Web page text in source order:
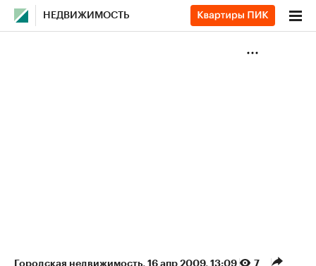
НЕДВИЖИМОСТЬ
Городская недвижимость⁠, 16 апр 2009, 13:09 7